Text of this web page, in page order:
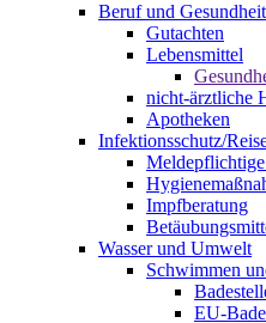
Beruf und Gesundheit
Gutachten
Lebensmittel
nicht-ärztliche
Apotheken
Infektionsschutz/
Impfberatung
Wasser und Umwelt
Schwimmen
EU-